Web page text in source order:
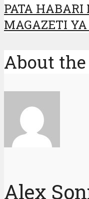
PATA HABARI
MAGAZETI
About
Alex